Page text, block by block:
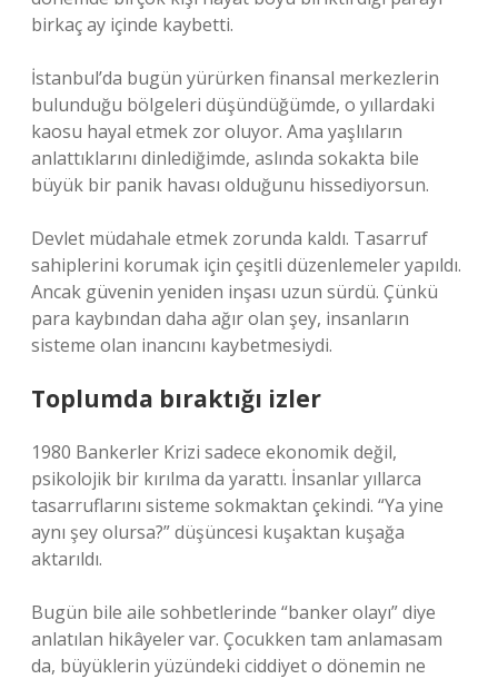
birkaç ay içinde kaybetti.
İstanbul’da bugün yürürken finansal merkezlerin
bulunduğu bölgeleri düşündüğümde, o yıllardaki
kaosu hayal etmek zor oluyor. Ama yaşlıların
anlattıklarını dinlediğimde, aslında sokakta bile
büyük bir panik havası olduğunu hissediyorsun.
Devlet müdahale etmek zorunda kaldı. Tasarruf
sahiplerini korumak için çeşitli düzenlemeler yapıldı.
Ancak güvenin yeniden inşası uzun sürdü. Çünkü
para kaybından daha ağır olan şey, insanların
sisteme olan inancını kaybetmesiydi.
Toplumda bıraktığı izler
1980 Bankerler Krizi sadece ekonomik değil,
psikolojik bir kırılma da yarattı. İnsanlar yıllarca
tasarruflarını sisteme sokmaktan çekindi. “Ya yine
aynı şey olursa?” düşüncesi kuşaktan kuşağa
aktarıldı.
Bugün bile aile sohbetlerinde “banker olayı” diye
anlatılan hikâyeler var. Çocukken tam anlamasam
da, büyüklerin yüzündeki ciddiyet o dönemin ne